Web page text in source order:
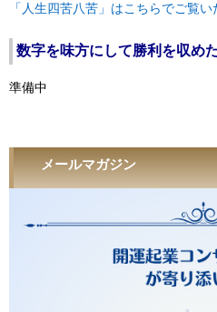
「人生四苦八苦」はこちらでご覧い
数字を味方にして勝利を収め
準備中
メールマガジン